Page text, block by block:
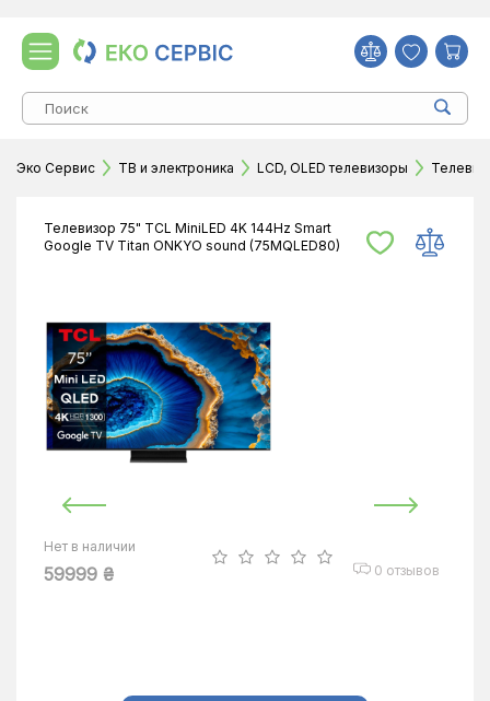
Эко Сервис ТВ и электроника LCD, OLED телевизоры
Телевизор 75" TCL MiniLED 4K 144Hz Smart
Google TV Titan ONKYO sound (75MQLED80)
Нет в наличии
59999 ₴ 0 отзывов